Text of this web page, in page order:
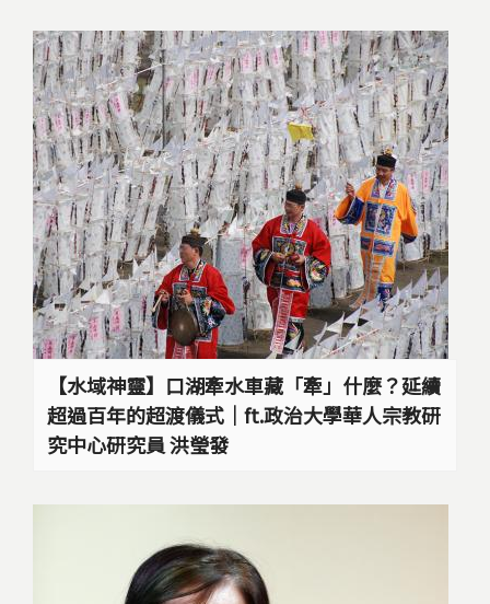
【水域神靈】口湖牽水車藏「牽」什麼？延續
超過百年的超渡儀式｜ft.政治大學華人宗教研
究中心研究員 洪瑩發